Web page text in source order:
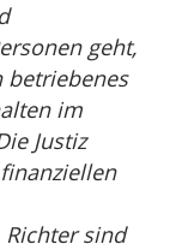
geht,
betriebenes
im
Justiz
Richter sind